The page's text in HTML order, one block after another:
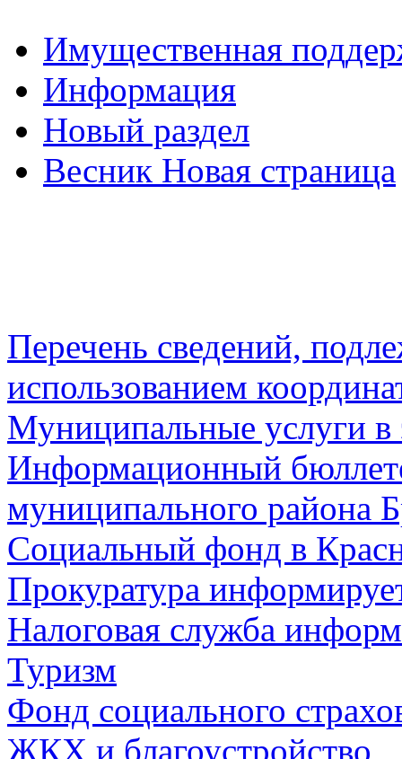
Имущественная
Информация
Новый раздел
Весник Новая страница
Перечень сведений,
использованием
Муниципальные услуги в
Информационный
муниципального района
Социальный фонд в
Прокуратура
Налоговая служба
Туризм
Фонд социального
ЖКХ и благоустройство